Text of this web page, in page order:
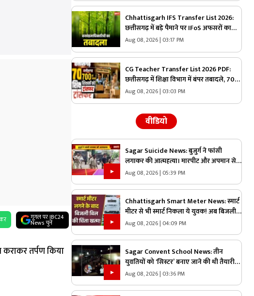
गूगल पर IBC24
News चुनें
कराकर तर्पण किया
Chhattisgarh IFS Transfer List 2026:
छत्तीसगढ़ में बड़े पैमाने पर IFoS अफसरों का
तबादला.. भावसे जितेंद्र उपाध्याय को कटघोरा
Aug 08, 2026 | 03:17 PM
CG Teacher Transfer List 2026 PDF:
छत्तीसगढ़ में शिक्षा विभाग में बंपर तबादले, 700
से अधिक शिक्षकों-प्रधान पाठकों का ट्रांसफर
Aug 08, 2026 | 03:03 PM
वीडियो
Sagar Suicide News: बुजुर्ग ने फांसी
लगाकर की आत्महत्या। मारपीट और अपमान से
आहत होकर लगाई फांसी
Aug 08, 2026 | 05:39 PM
Chhattisgarh Smart Meter News: स्मार्ट
मीटर से भी स्मार्ट निकला ये युवक! अब बिजली
बिल की चिंता खत्म |
Aug 08, 2026 | 04:09 PM
Sagar Convent School News: तीन
युवतियों को ‘सिस्टर’ बनाए जाने की थी तैयारी…
तभी आ धमके हिन्दू संगठन के लोग और पुलिस,
स्कूल में मचा बवाल
Aug 08, 2026 | 03:36 PM